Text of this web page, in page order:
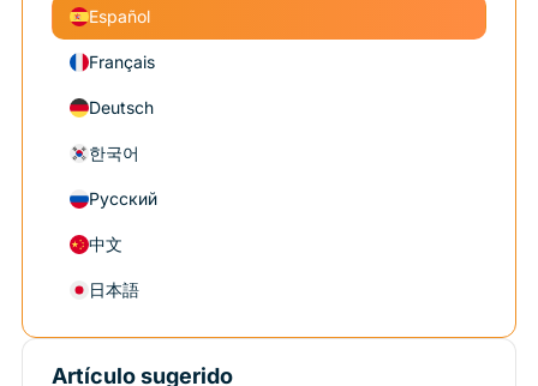
Español
Français
Deutsch
한국어
Русский
中文
日本語
Artículo sugerido